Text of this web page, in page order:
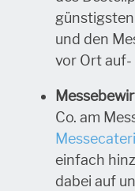
und den
vor Ort auf-
Co. am
einfach
dabei auf